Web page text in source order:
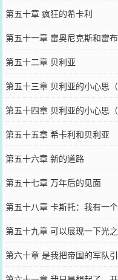
第五十章 疯狂的希卡利
第五十一章 雷奥尼克斯和雷
第五十二章 贝利亚
第五十三章 贝利亚的小心思（
第五十四章 贝利亚的小心思（
第五十五章 希卡利和贝利亚
第五十六章 新的道路
第五十七章 万年后的见面
第五十八章 卡斯托：我有一
第五十九章 可以展现一下光
第六十章 是我把帝国的军队引